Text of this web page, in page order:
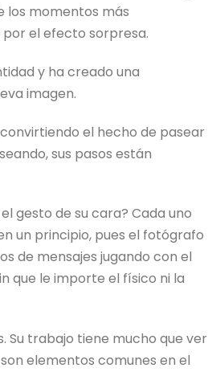
los momentos más
el efecto sorpresa.
y ha creado una
imagen.
el hecho de pasear
sus pasos están
gesto de su cara? Cada uno
un principio, pues el fotógrafo
de mensajes jugando con el
que le importe el físico ni la
Su trabajo tiene mucho que ver
elementos comunes en el